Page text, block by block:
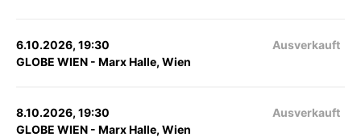
6.10.2026, 19:30
GLOBE WIEN - Marx Halle, Wien
Ausverkauft
8.10.2026, 19:30
GLOBE WIEN - Marx Halle, Wien
Ausverkauft